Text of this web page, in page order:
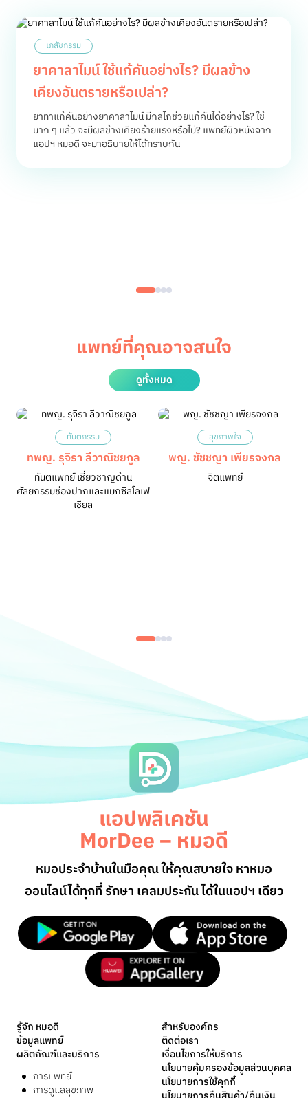
เภสัชกรรม
ยาคาลาไมน์ ใช้แก้คันอย่างไร? มีผลข้าง
เคียงอันตรายหรือเปล่า?
ยาทาแก้คันอย่างยาคาลาไมน์ มีกลไกช่วยแก้คันได้อย่างไร? ใช้
มาก ๆ แล้ว จะมีผลข้างเคียงร้ายแรงหรือไม่? แพทย์ผิวหนังจาก
แอปฯ หมอดี จะมาอธิบายให้ได้ทราบกัน
แพทย์ที่คุณอาจสนใจ
ดูทั้งหมด
ทันตกรรม
ทพญ. รุจิรา ลีวาณิชยกูล
ทันตแพทย์ เชี่ยวชาญด้าน
ศัลยกรรมช่องปากและแมกซิลโลเฟ
เชียล
สุขภาพใจ
พญ. ชัชชญา เพียรจงกล
จิตแพทย์
แอปพลิเคชัน
MorDee – หมอดี
หมอประจำบ้านในมือคุณ ให้คุณสบายใจ หาหมอ
ออนไลน์ได้ทุกที่ รักษา เคลมประกัน ได้ในแอปฯ เดียว
รู้จัก หมอดี
ข้อมูลแพทย์
ผลิตภัณฑ์และบริการ
การแพทย์
การดูแลสุขภาพ
สำหรับองค์กร
ติดต่อเรา
เงื่อนไขการให้บริการ
นโยบายคุ้มครองข้อมูลส่วนบุคคล
นโยบายการใช้คุกกี้